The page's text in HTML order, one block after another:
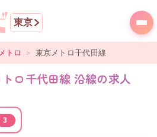
東京
トロ ＞ 東京メトロ千代田線
ロ千代田線 沿線の求人
3